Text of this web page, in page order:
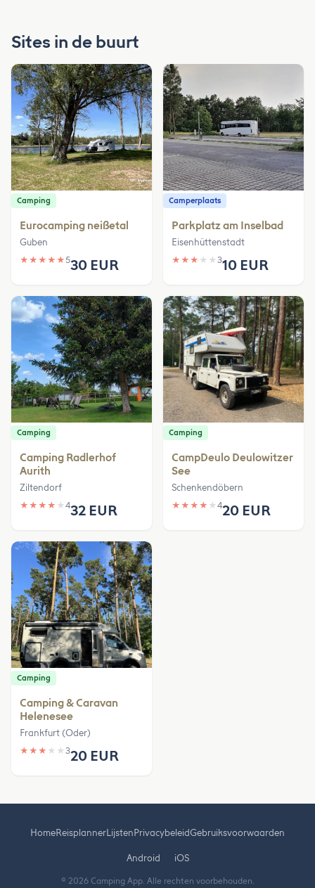
Sites in de buurt
Camping
Eurocamping neißetal
Guben
★ ★ ★ ★ ★530 EUR
Camperplaats
Parkplatz am Inselbad
Eisenhüttenstadt
★ ★ ★ ★ ★ 310 EUR
Camping
Camping Radlerhof
Aurith
Ziltendorf
★ ★ ★ ★ ★ 432 EUR
Camping
CampDeulo Deulowitzer
See
Schenkendöbern
★ ★ ★ ★ ★ 420 EUR
Camping
Camping & Caravan
Helenesee
Frankfurt (Oder)
★ ★ ★ ★ ★ 320 EUR
HomeReisplannerLijstenPrivacybeleidGebruiksvoorwaarden
Android iOS
© 2026 Camping App. Alle rechten voorbehouden.